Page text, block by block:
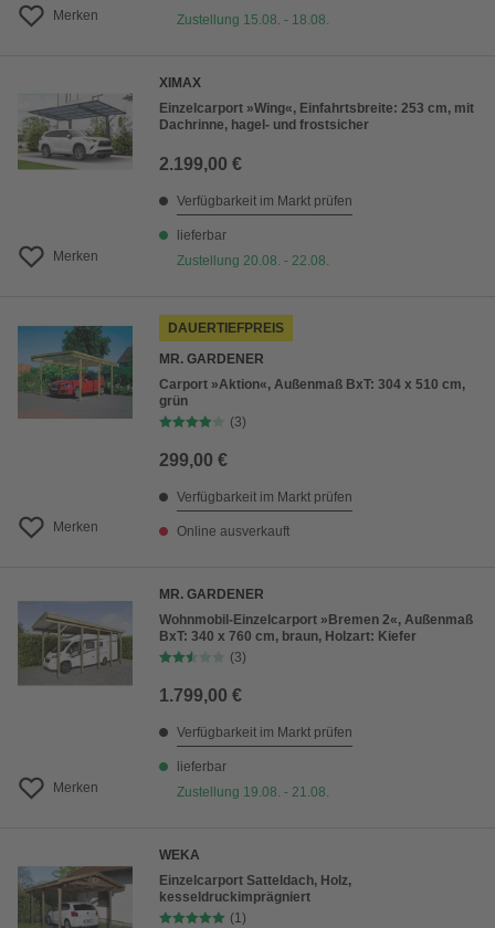
Merken
Zustellung 15.08. - 18.08.
Merken
XIMAX
Einzelcarport »Wing«, Einfahrtsbreite: 253 cm, mit
Dachrinne, hagel- und frostsicher
2.199,00 €
Verfügbarkeit im Markt prüfen
lieferbar
Zustellung 20.08. - 22.08.
Merken
DAUERTIEFPREIS
MR. GARDENER
Carport »Aktion«, Außenmaß BxT: 304 x 510 cm,
grün
(3)
299,00 €
Verfügbarkeit im Markt prüfen
Online ausverkauft
Merken
MR. GARDENER
Wohnmobil-Einzelcarport »Bremen 2«, Außenmaß
BxT: 340 x 760 cm, braun, Holzart: Kiefer
(3)
1.799,00 €
Verfügbarkeit im Markt prüfen
lieferbar
Zustellung 19.08. - 21.08.
WEKA
Einzelcarport Satteldach, Holz,
kesseldruckimprägniert
(1)